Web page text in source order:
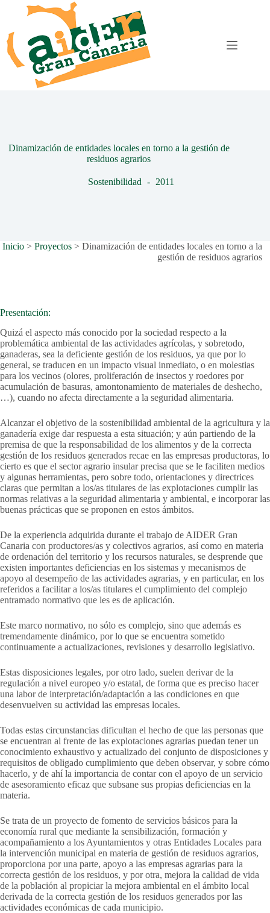
Dinamización de entidades locales en torno a la gestión de
residuos agrarios
Sostenibilidad 2011
Inicio> Proyectos> Dinamización de entidades locales en torno a la
gestión de residuos agrarios
Presentación:
Quizá el aspecto más conocido por la sociedad respecto a la
problemática ambiental de las actividades agrícolas, y sobretodo,
ganaderas, sea la deficiente gestión de los residuos, ya que por lo
general, se traducen en un impacto visual inmediato, o en molestias
para los vecinos (olores, proliferación de insectos y roedores por
acumulación de basuras, amontonamiento de materiales de deshecho,
…), cuando no afecta directamente a la seguridad alimentaria.
Alcanzar el objetivo de la sostenibilidad ambiental de la agricultura y la
ganadería exige dar respuesta a esta situación; y aún partiendo de la
premisa de que la responsabilidad de los alimentos y de la correcta
gestión de los residuos generados recae en las empresas productoras, lo
cierto es que el sector agrario insular precisa que se le faciliten medios
y algunas herramientas, pero sobre todo, orientaciones y directrices
claras que permitan a los/as titulares de las explotaciones cumplir las
normas relativas a la seguridad alimentaria y ambiental, e incorporar las
buenas prácticas que se proponen en estos ámbitos.
De la experiencia adquirida durante el trabajo de AIDER Gran
Canaria con productores/as y colectivos agrarios, así como en materia
de ordenación del territorio y los recursos naturales, se desprende que
existen importantes deficiencias en los sistemas y mecanismos de
apoyo al desempeño de las actividades agrarias, y en particular, en los
referidos a facilitar a los/as titulares el cumplimiento del complejo
entramado normativo que les es de aplicación.
Este marco normativo, no sólo es complejo, sino que además es
tremendamente dinámico, por lo que se encuentra sometido
continuamente a actualizaciones, revisiones y desarrollo legislativo.
Estas disposiciones legales, por otro lado, suelen derivar de la
regulación a nivel europeo y/o estatal, de forma que es preciso hacer
una labor de interpretación/adaptación a las condiciones en que
desenvuelven su actividad las empresas locales.
Todas estas circunstancias dificultan el hecho de que las personas que
se encuentran al frente de las explotaciones agrarias puedan tener un
conocimiento exhaustivo y actualizado del conjunto de disposiciones y
requisitos de obligado cumplimiento que deben observar, y sobre cómo
hacerlo, y de ahí la importancia de contar con el apoyo de un servicio
de asesoramiento eficaz que subsane sus propias deficiencias en la
materia.
Se trata de un proyecto de fomento de servicios básicos para la
economía rural que mediante la sensibilización, formación y
acompañamiento a los Ayuntamientos y otras Entidades Locales para
la intervención municipal en materia de gestión de residuos agrarios,
proporciona por una parte, apoyo a las empresas agrarias para la
correcta gestión de los residuos, y por otra, mejora la calidad de vida
de la población al propiciar la mejora ambiental en el ámbito local
derivada de la correcta gestión de los residuos generados por las
actividades económicas de cada municipio.